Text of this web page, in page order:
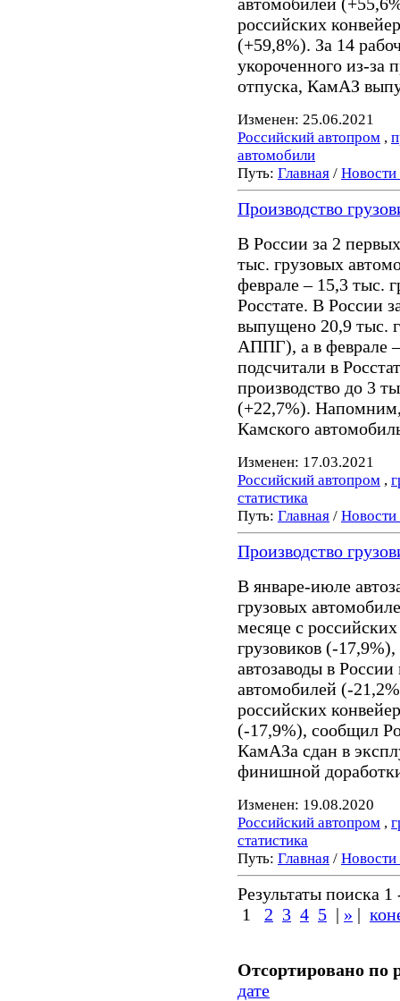
российских
(+59,8%). За 14
укороченного из-за
отпуска, КамАЗ
Изменен: 25.06.2021
Российский автопром ,
автомобили
Путь: Главная /
Производство
В России за 2
тыс. грузовых
феврале – 15,3 тыс.
Росстате. В России
выпущено 20,9 тыс.
АППГ), а в феврале
подсчитали в
производство до 3
(+22,7%). Напомним,
Камского
Изменен: 17.03.2021
Российский автопром ,
статистика
Путь: Главная /
Производство
В январе-июле
грузовых
месяце с
грузовиков (-
автозаводы в
автомобилей (-
российских
(-17,9%), сообщил
КамАЗа сдан в
финишной
Изменен: 19.08.2020
Российский автопром ,
статистика
Путь: Главная /
Результаты поиска 1
1
2 3 4 5 | » |
Отсортировано по
дате